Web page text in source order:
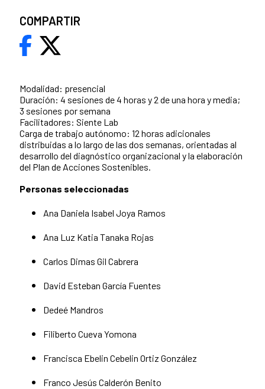
Modalidad: presencial
Duración: 4 sesiones de 4 horas y 2 de una hora y media;
3 sesiones por semana
Facilitadores: Siente Lab
Carga de trabajo autónomo: 12 horas adicionales
distribuidas a lo largo de las dos semanas, orientadas al
desarrollo del diagnóstico organizacional y la elaboración
del Plan de Acciones Sostenibles.
Personas seleccionadas
Ana Daniela Isabel Joya Ramos
Ana Luz Katia Tanaka Rojas
Carlos Dimas Gil Cabrera
David Esteban García Fuentes
Dedeé Mandros
Filiberto Cueva Yomona
Francisca Ebelin Cebelin Ortiz González
Franco Jesús Calderón Benito
COMPARTIR